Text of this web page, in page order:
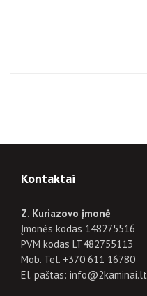
Kontaktai
Z. Kuriazovo įmonė
Įmonės kodas 148275516
PVM kodas LT482755113
Mob. Tel. +370 611 16780
El. paštas: info@2kaminai.lt